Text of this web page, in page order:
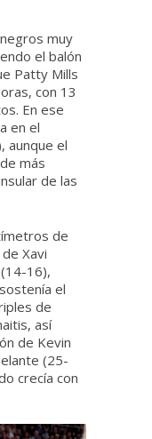
muy
el balón
Patty Mills
con 13
En ese
en el
aunque el
más
de las
de
Xavi
16),
el
de
así
de Kevin
(25-
crecía con